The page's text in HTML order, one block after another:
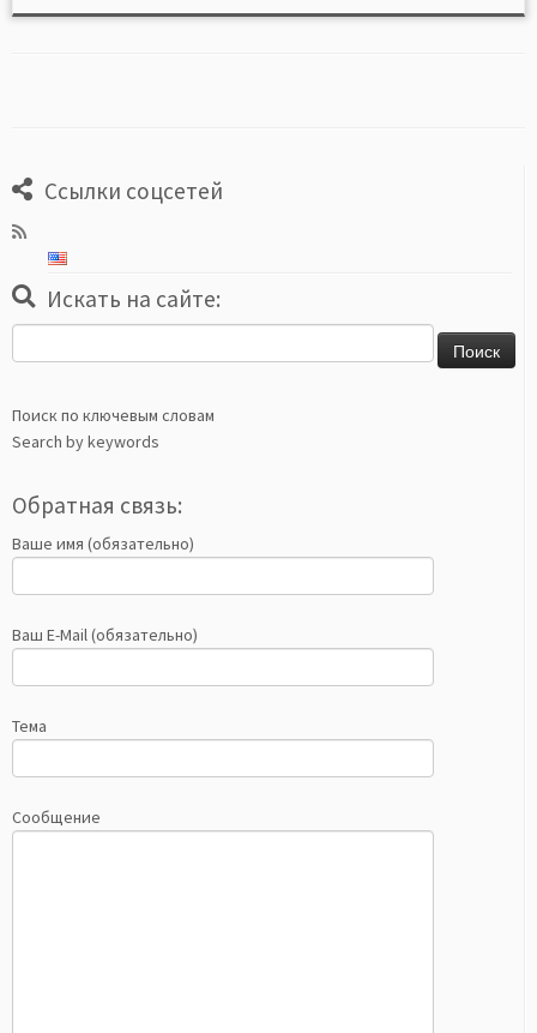
Ссылки соцсетей
Искать на сайте:
Поиск по ключевым словам
Search by keywords
Обратная связь:
Ваше имя (обязательно)
Ваш E-Mail (обязательно)
Тема
Сообщение